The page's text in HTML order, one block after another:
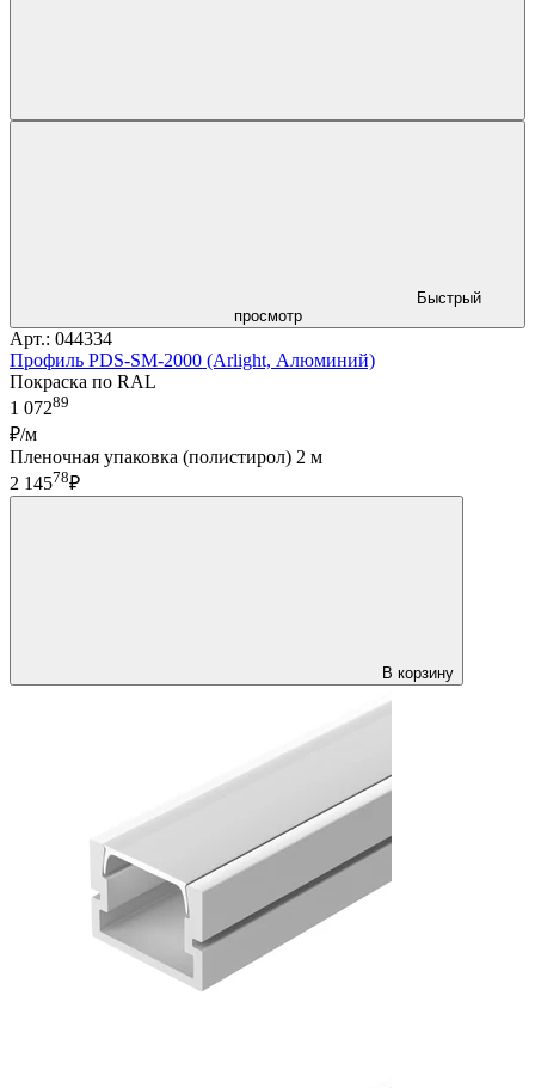
Быстрый
просмотр
Арт.: 044334
Профиль PDS-SM-2000 (Arlight, Алюминий)
Покраска по RAL
1 07289
₽/м
Пленочная упаковка (полистирол) 2 м
2 14578₽
В корзину